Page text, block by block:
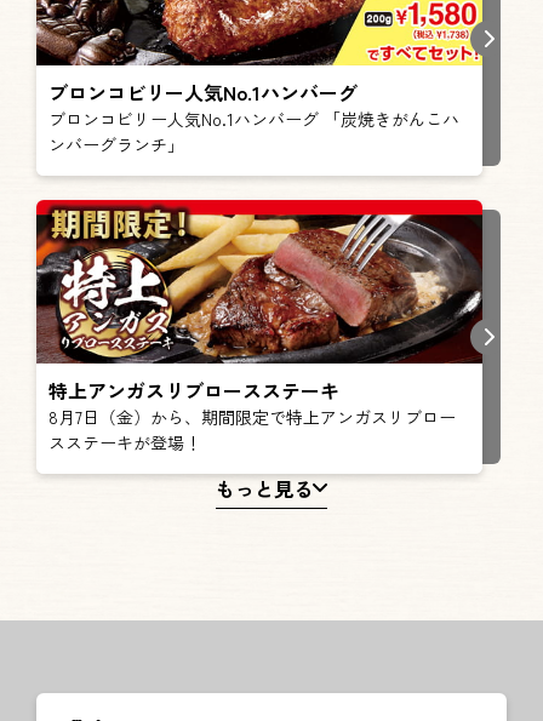
ブロンコビリー人気No.1ハンバーグ
ブロンコビリー人気No.1ハンバーグ 「炭焼きがんこハ
ンバーグランチ」
特上アンガスリブロースステーキ
8月7日（金）から、期間限定で特上アンガスリブロー
スステーキが登場！
もっと見る